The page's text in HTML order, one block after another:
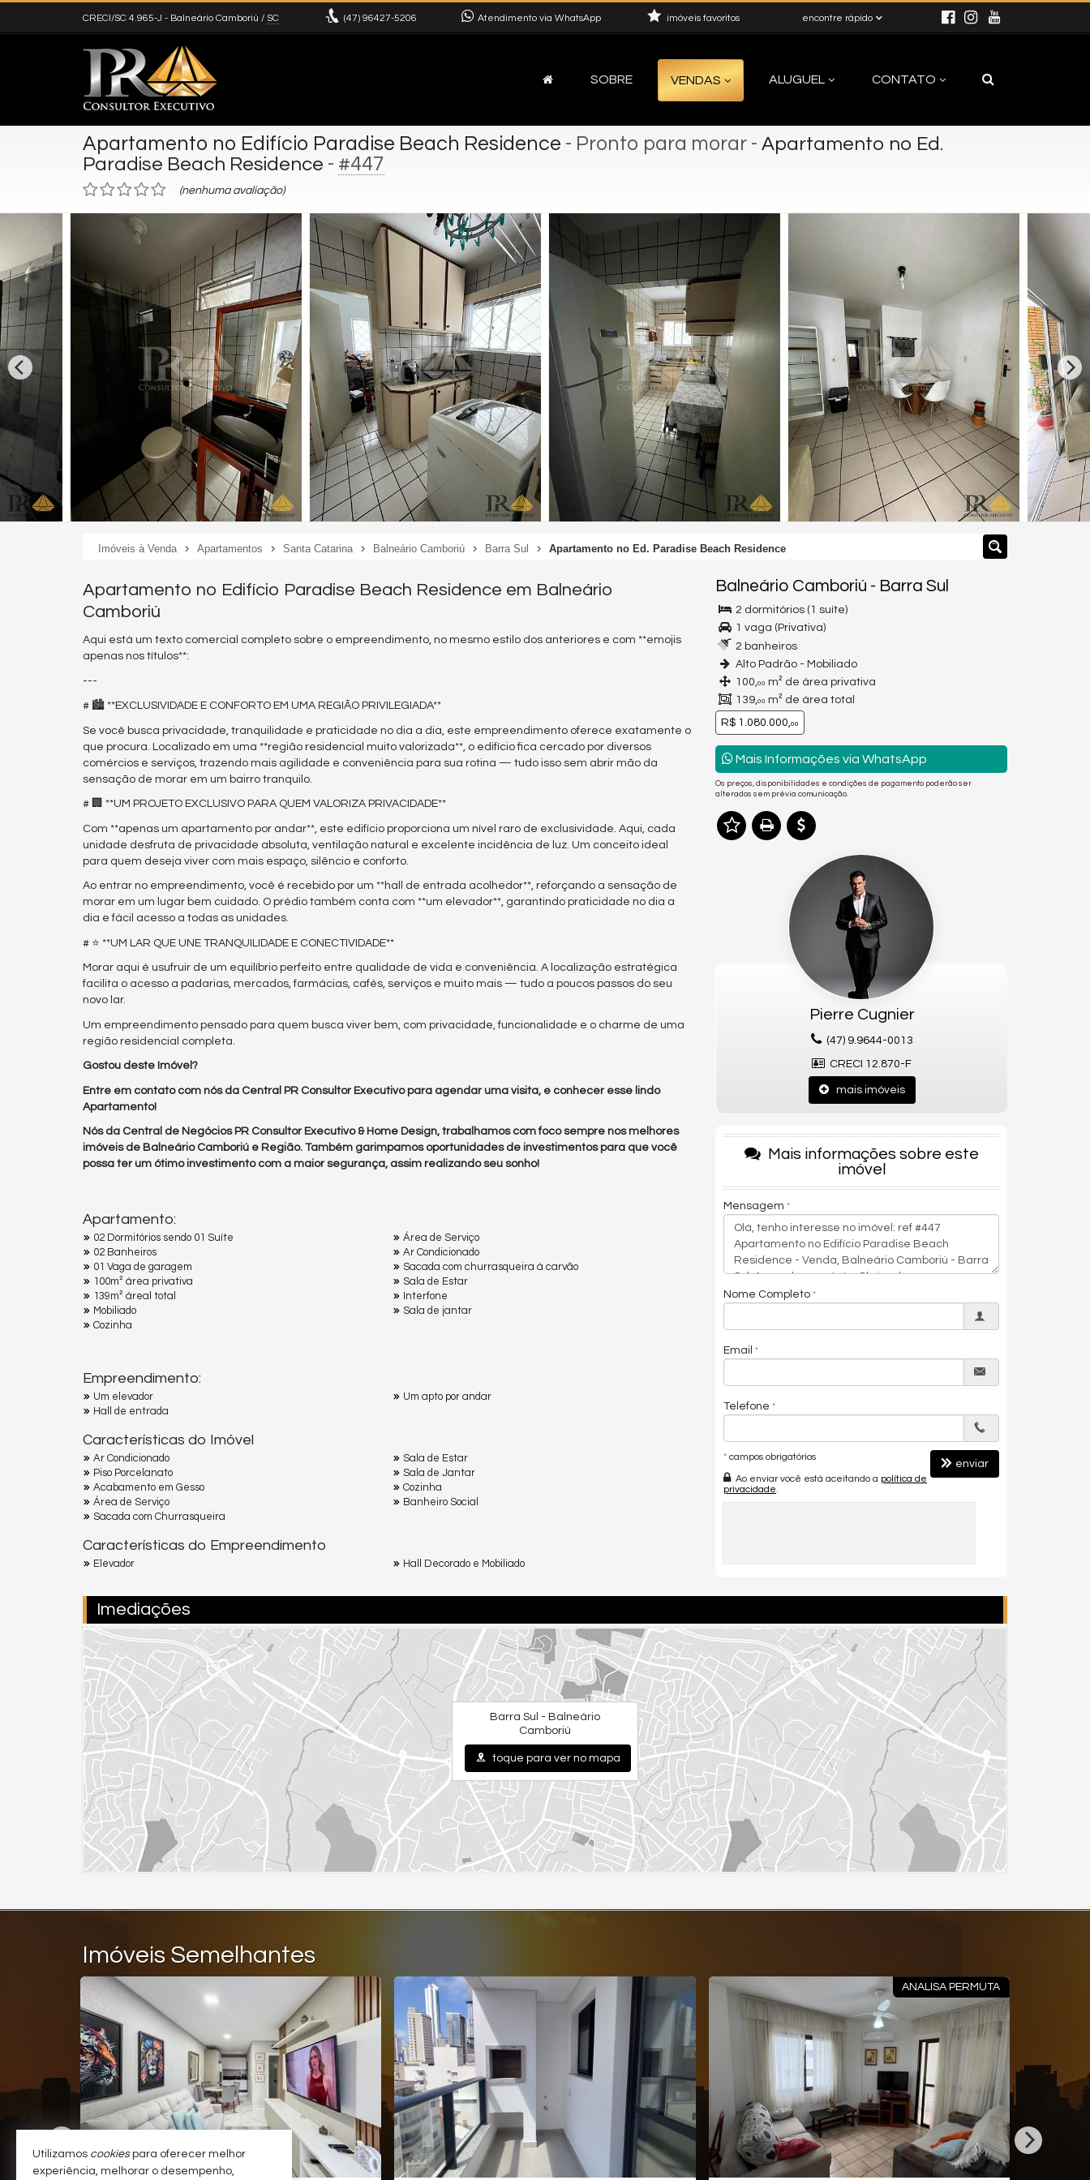
CRECI/SC 4.965-J - Balneário Camboriú / SC (47) 96427-5206 Atendimento via WhatsApp encontre rápido
imóveis favoritos
SOBRE VENDAS ALUGUEL CONTATO
Apartamento no Edifício Paradise Beach Residence - Pronto para morar - Apartamento no Ed.
Paradise Beach Residence - #447
(nenhuma avaliação)
Imóveis à Venda Apartamentos Santa Catarina Balneário Camboriú Barra Sul Apartamento no Ed. Paradise Beach Residence
Apartamento no Edifício Paradise Beach Residence em Balneário
Camboriú
Aqui está um texto comercial completo sobre o empreendimento, no mesmo estilo dos anteriores e com **emojis
apenas nos títulos**:
---
# 🏙️ **EXCLUSIVIDADE E CONFORTO EM UMA REGIÃO PRIVILEGIADA**
Se você busca privacidade, tranquilidade e praticidade no dia a dia, este empreendimento oferece exatamente o
que procura. Localizado em uma **região residencial muito valorizada**, o edifício fica cercado por diversos
comércios e serviços, trazendo mais agilidade e conveniência para sua rotina — tudo isso sem abrir mão da
sensação de morar em um bairro tranquilo.
# 🏢 **UM PROJETO EXCLUSIVO PARA QUEM VALORIZA PRIVACIDADE**
Com **apenas um apartamento por andar**, este edifício proporciona um nível raro de exclusividade. Aqui, cada
unidade desfruta de privacidade absoluta, ventilação natural e excelente incidência de luz. Um conceito ideal
para quem deseja viver com mais espaço, silêncio e conforto.
Ao entrar no empreendimento, você é recebido por um **hall de entrada acolhedor**, reforçando a sensação de
morar em um lugar bem cuidado. O prédio também conta com **um elevador**, garantindo praticidade no dia a
dia e fácil acesso a todas as unidades.
# ⭐ **UM LAR QUE UNE TRANQUILIDADE E CONECTIVIDADE**
Morar aqui é usufruir de um equilíbrio perfeito entre qualidade de vida e conveniência. A localização estratégica
facilita o acesso a padarias, mercados, farmácias, cafés, serviços e muito mais — tudo a poucos passos do seu
novo lar.
Um empreendimento pensado para quem busca viver bem, com privacidade, funcionalidade e o charme de uma
região residencial completa.
Gostou deste Imóvel?
Entre em contato com nós da Central PR Consultor Executivo para agendar uma visita, e conhecer esse lindo
Apartamento!
Nós da Central de Negócios PR Consultor Executivo & Home Design, trabalhamos com foco sempre nos melhores
imóveis de Balneário Camboriú e Região. Também garimpamos oportunidades de investimentos para que você
possa ter um ótimo investimento com a maior segurança, assim realizando seu sonho!
Apartamento:
02 Dormitórios sendo 01 Suíte
02 Banheiros
01 Vaga de garagem
100m² área privativa
139m² áreal total
Mobiliado
Cozinha
Área de Serviço
Ar Condicionado
Sacada com churrasqueira à carvão
Sala de Estar
Interfone
Sala de jantar
Empreendimento:
Um elevador
Hall de entrada
Um apto por andar
Características do Imóvel
Ar Condicionado
Piso Porcelanato
Acabamento em Gesso
Área de Serviço
Sacada com Churrasqueira
Sala de Estar
Sala de Jantar
Cozinha
Banheiro Social
Características do Empreendimento
Elevador Hall Decorado e Mobiliado
Balneário Camboriú - Barra Sul
2 dormitórios (1 suíte)
1 vaga (Privativa)
2 banheiros
Alto Padrão - Mobiliado
100,00 m² de área privativa
139,00 m² de área total
R$ 1.080.000,00
Mais Informações via WhatsApp
Os preços, disponibilidades e condições de pagamento poderão ser
alterados sem prévia comunicação.
Pierre Cugnier
(47) 9.9644-0013
CRECI 12.870-F
mais imóveis
Mais informações sobre este
imóvel
Mensagem
Nome Completo
Email
Telefone
* campos obrigatórios
Ao enviar você está aceitando a política de
privacidade
enviar
Imediações
Barra Sul - Balneário
Camboriú
toque para ver no mapa
Imóveis Semelhantes
ANALISA PERMUTA
Utilizamos cookiespara oferecer melhor
experiência, melhorar o desempenho,